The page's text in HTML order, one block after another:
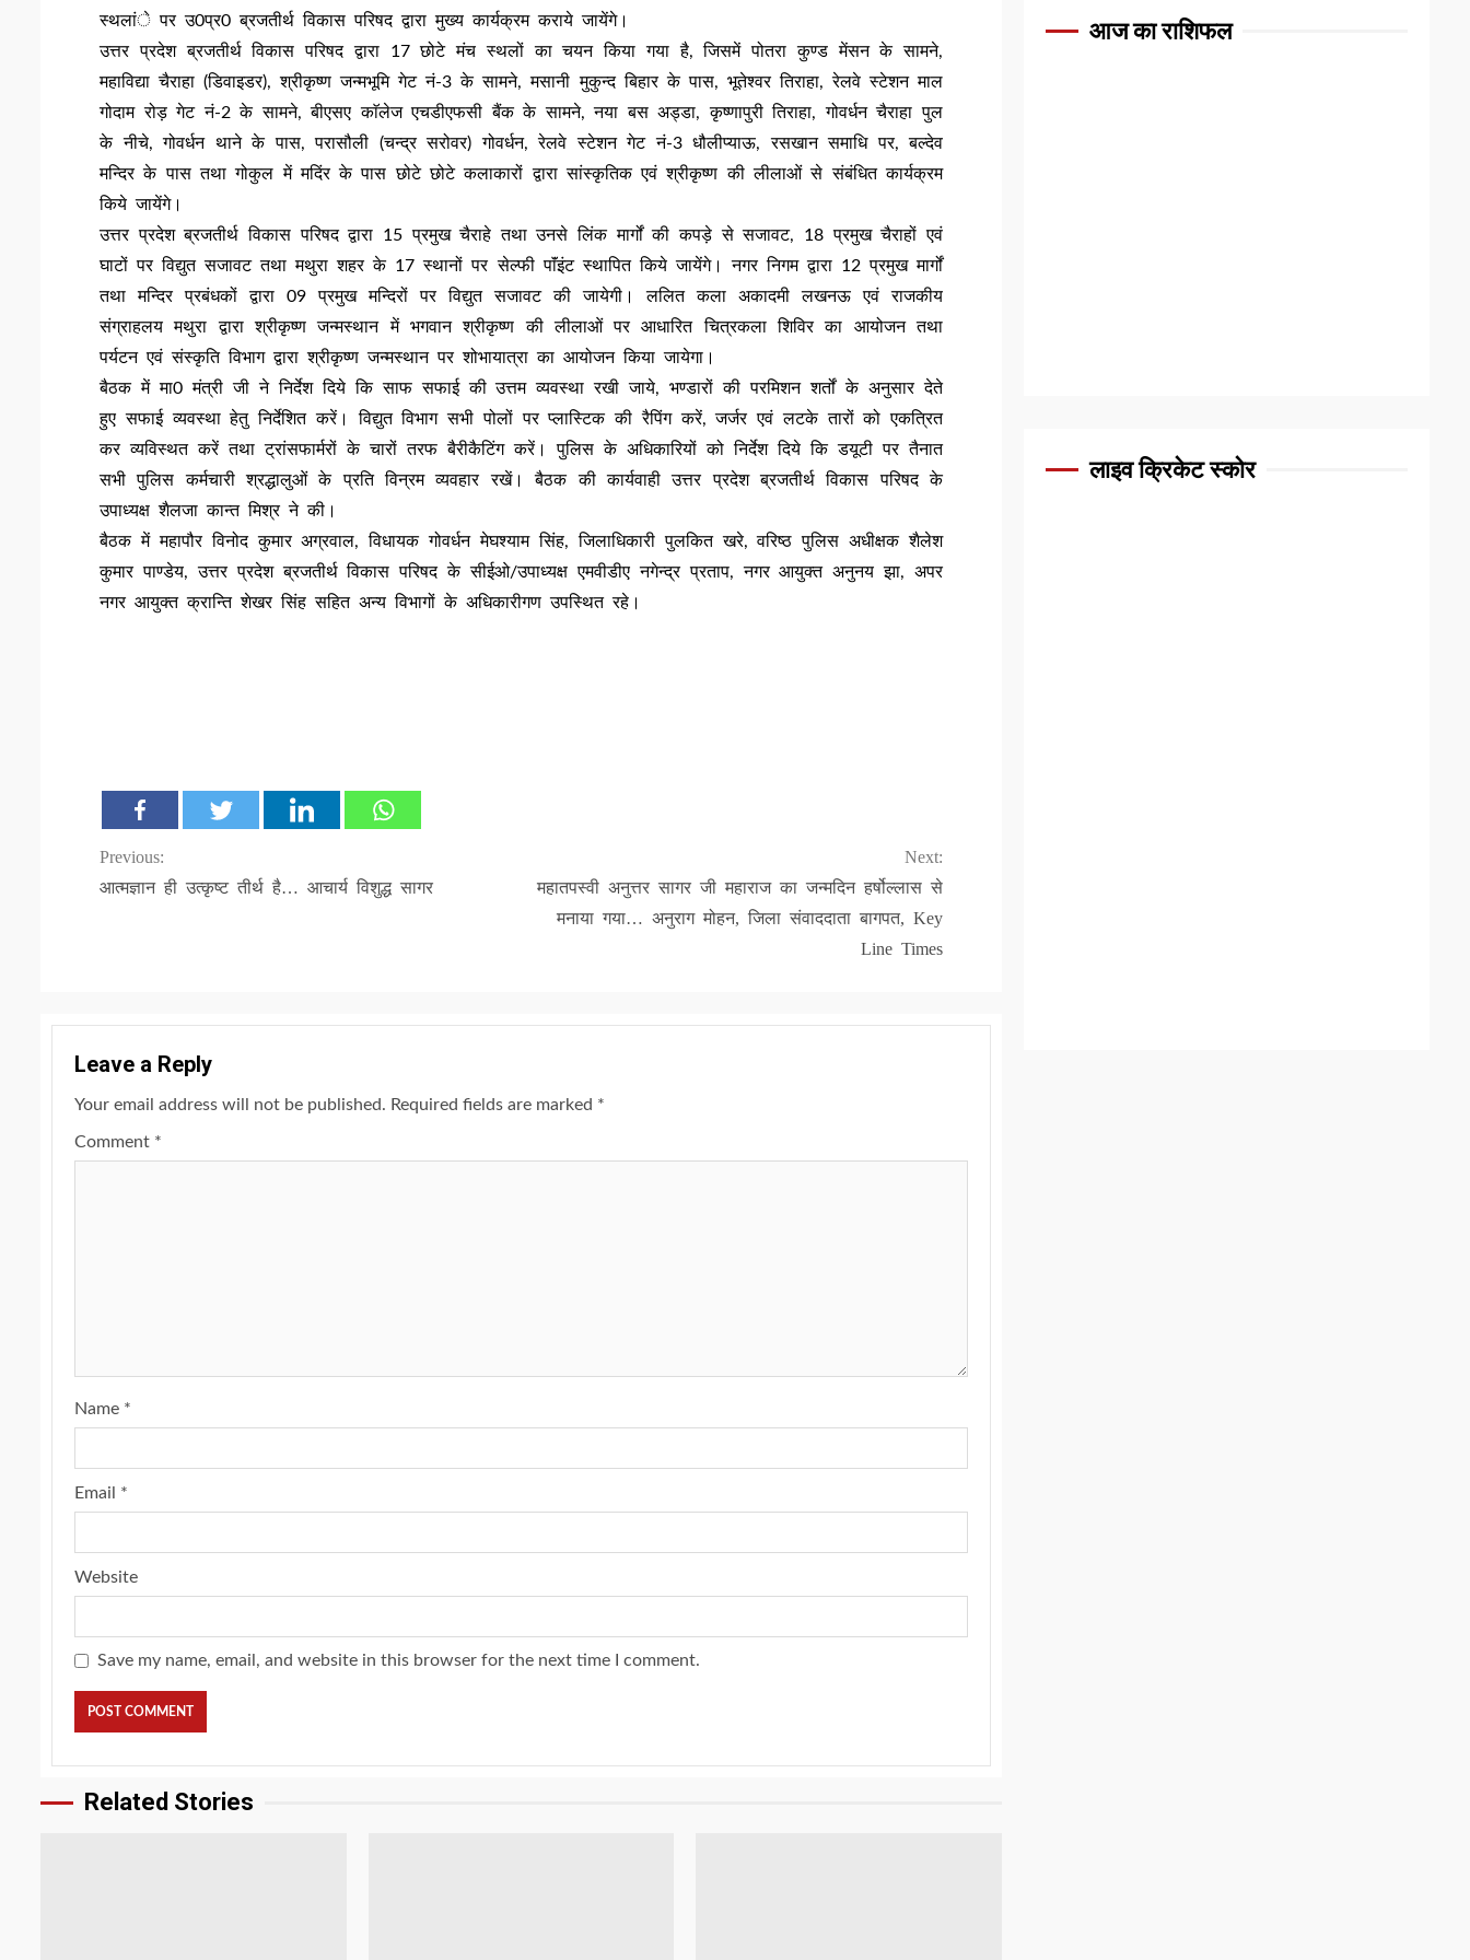
स्थलांे पर उ0प्र0 ब्रजतीर्थ विकास परिषद द्वारा मुख्य कार्यक्रम कराये जायेंगे।
उत्तर प्रदेश ब्रजतीर्थ विकास परिषद द्वारा 17 छोटे मंच स्थलों का चयन किया गया है, जिसमें पोतरा कुण्ड मेंसन के सामने,
महाविद्या चैराहा (डिवाइडर), श्रीकृष्ण जन्मभूमि गेट नं-3 के सामने, मसानी मुकुन्द बिहार के पास, भूतेश्वर तिराहा, रेलवे स्टेशन माल
गोदाम रोड़ गेट नं-2 के सामने, बीएसए काॅलेज एचडीएफसी बैंक के सामने, नया बस अड्डा, कृष्णापुरी तिराहा, गोवर्धन चैराहा पुल
के नीचे, गोवर्धन थाने के पास, परासौली (चन्द्र सरोवर) गोवर्धन, रेलवे स्टेशन गेट नं-3 धौलीप्याऊ, रसखान समाधि पर, बल्देव
मन्दिर के पास तथा गोकुल में मदिंर के पास छोटे छोटे कलाकारों द्वारा सांस्कृतिक एवं श्रीकृष्ण की लीलाओं से संबंधित कार्यक्रम
किये जायेंगे।
उत्तर प्रदेश ब्रजतीर्थ विकास परिषद द्वारा 15 प्रमुख चैराहे तथा उनसे लिंक मार्गों की कपड़े से सजावट, 18 प्रमुख चैराहों एवं
घाटों पर विद्युत सजावट तथा मथुरा शहर के 17 स्थानों पर सेल्फी पाॅंइंट स्थापित किये जायेंगे। नगर निगम द्वारा 12 प्रमुख मार्गों
तथा मन्दिर प्रबंधकों द्वारा 09 प्रमुख मन्दिरों पर विद्युत सजावट की जायेगी। ललित कला अकादमी लखनऊ एवं राजकीय
संग्राहलय मथुरा द्वारा श्रीकृष्ण जन्मस्थान में भगवान श्रीकृष्ण की लीलाओं पर आधारित चित्रकला शिविर का आयोजन तथा
पर्यटन एवं संस्कृति विभाग द्वारा श्रीकृष्ण जन्मस्थान पर शोभायात्रा का आयोजन किया जायेगा।
बैठक में मा0 मंत्री जी ने निर्देश दिये कि साफ सफाई की उत्तम व्यवस्था रखी जाये, भण्डारों की परमिशन शर्तों के अनुसार देते
हुए सफाई व्यवस्था हेतु निर्देशित करें। विद्युत विभाग सभी पोलों पर प्लास्टिक की रैपिंग करें, जर्जर एवं लटके तारों को एकत्रित
कर व्यविस्थत करें तथा ट्रांसफार्मरों के चारों तरफ बैरीकैटिंग करें। पुलिस के अधिकारियों को निर्देश दिये कि डयूटी पर तैनात
सभी पुलिस कर्मचारी श्रद्धालुओं के प्रति विन्रम व्यवहार रखें। बैठक की कार्यवाही उत्तर प्रदेश ब्रजतीर्थ विकास परिषद के
उपाध्यक्ष शैलजा कान्त मिश्र ने की।
बैठक में महापौर विनोद कुमार अग्रवाल, विधायक गोवर्धन मेघश्याम सिंह, जिलाधिकारी पुलकित खरे, वरिष्ठ पुलिस अधीक्षक शैलेश
कुमार पाण्डेय, उत्तर प्रदेश ब्रजतीर्थ विकास परिषद के सीईओ/उपाध्यक्ष एमवीडीए नगेन्द्र प्रताप, नगर आयुक्त अनुनय झा, अपर
नगर आयुक्त क्रान्ति शेखर सिंह सहित अन्य विभागों के अधिकारीगण उपस्थित रहे।
Continue
Previous:
आत्मज्ञान ही उत्कृष्ट तीर्थ है… आचार्य विशुद्ध सागर
Next:
महातपस्वी अनुत्तर सागर जी महाराज का जन्मदिन हर्षोल्लास से
मनाया गया… अनुराग मोहन, जिला संवाददाता बागपत, Key
Line Times
Leave a Reply
Your email address will not be published. Required fields are marked *
Comment *
Name *
Email *
Website
Save my name, email, and website in this browser for the next time I comment.
Related Stories
आज का राशिफल
लाइव क्रिकेट स्कोर